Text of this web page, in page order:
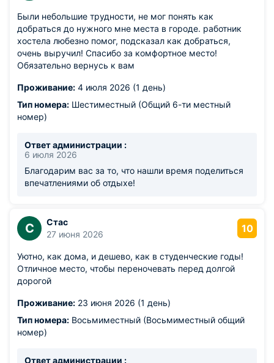
Были небольшие трудности, не мог понять как
добраться до нужного мне места в городе. работник
хостела любезно помог, подсказал как добраться,
очень выручил! Спасибо за комфортное место!
Обязательно вернусь к вам
Проживание: 4 июля 2026 (1 день)
Тип номера: Шестиместный (Общий 6-ти местный
номер)
Ответ администрации :
6 июля 2026
Благодарим вас за то, что нашли время поделиться
впечатлениями об отдыхе!
С
Стас
27 июня 2026
10
Уютно, как дома, и дешево, как в студенческие годы!
Отличное место, чтобы переночевать перед долгой
дорогой
Проживание: 23 июня 2026 (1 день)
Тип номера: Восьмиместный (Восьмиместный общий
номер)
Ответ администрации :